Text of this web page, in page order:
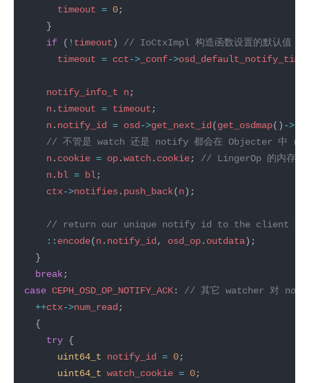
timeout = 0
if ( ! timeout)
timeout = cct-> _conf->
notify_info_t n
n. timeout = timeout
n. notify_id = osd->get_next_id(get_osdmap() ->
n. cookie = op.watch. cookie;
n. bl = bl
ctx->notifies. push_back(n
:: encode(n. notify_id, osd_op. outdata
break
case CEPH_OSD_OP_NOTIFY_ACK:
++ctx->num_read
try
uint64_t
notify_id = 0
uint64_t watch_cookie = 0